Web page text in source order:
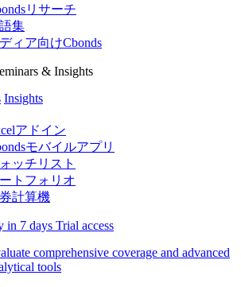
リサーチ
集
ィア向けCbonds
& Insights
Insights
アドイン
モバイルアプリ
ッチリスト
トフォリオ
計算機
in 7 days Trial access
comprehensive coverage and advanced
tools